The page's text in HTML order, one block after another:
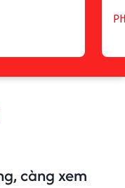
càng xem